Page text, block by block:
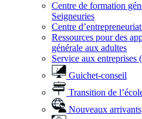
Centre de formation
Seigneuries
Centre
Ressources pour des
générale aux adultes
Service aux entreprises
Guichet-conseil
Transition de
Nouveaux arrivants